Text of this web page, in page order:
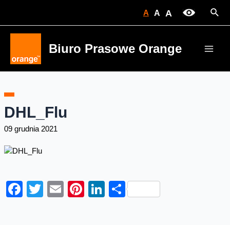
A A A
Biuro Prasowe Orange
DHL_Flu
09 grudnia 2021
Facebook
Twitter
EmailPinterest
LinkedIn
Share